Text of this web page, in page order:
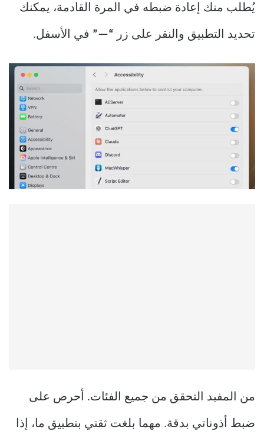
يُطلب منك إعادة ضبطه في المرة القادمة، يمكنك
تحديد التطبيق والنقر على زر “—” في الأسفل.
من المفيد التحقق من جميع الفئات. أحرص على
ضبط أذوناتي بدقة. مهما بلغت ثقتي بتطبيق ما، إذا